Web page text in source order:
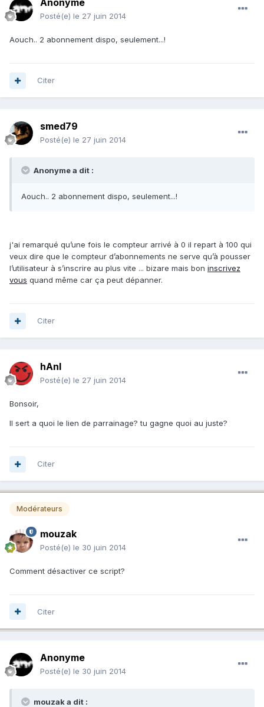
Anonyme
Posté(e) le 27 juin 2014
Aouch.. 2 abonnement dispo, seulement...!
Citer
smed79
Posté(e) le 27 juin 2014
Anonyme a dit :
Aouch.. 2 abonnement dispo, seulement...!
j'ai remarqué qu’une fois le compteur arrivé à 0 il repart à 100 qui
veux dire que le compteur d’abonnements ne serve qu’à pousser
l’utilisateur à s’inscrire au plus vite ... bizare mais bon inscrivez
vous quand même car ça peut dépanner.
Citer
hAnI
Posté(e) le 27 juin 2014
Bonsoir,
Il sert a quoi le lien de parrainage? tu gagne quoi au juste?
Citer
Modérateurs
mouzak
Posté(e) le 30 juin 2014
Comment désactiver ce script?
Citer
Anonyme
Posté(e) le 30 juin 2014
mouzak a dit :